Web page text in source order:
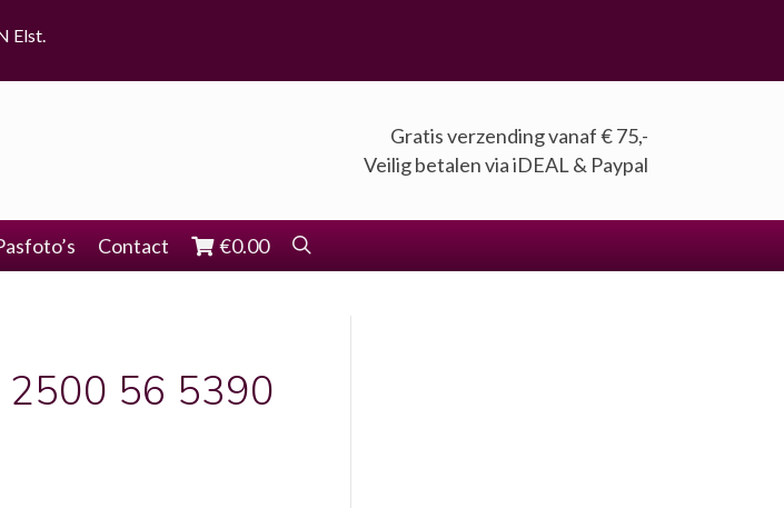
Elst.
Gratis verzending vanaf € 75,-
Veilig betalen via iDEAL & Paypal
Contact €0.00
2500 56 5390